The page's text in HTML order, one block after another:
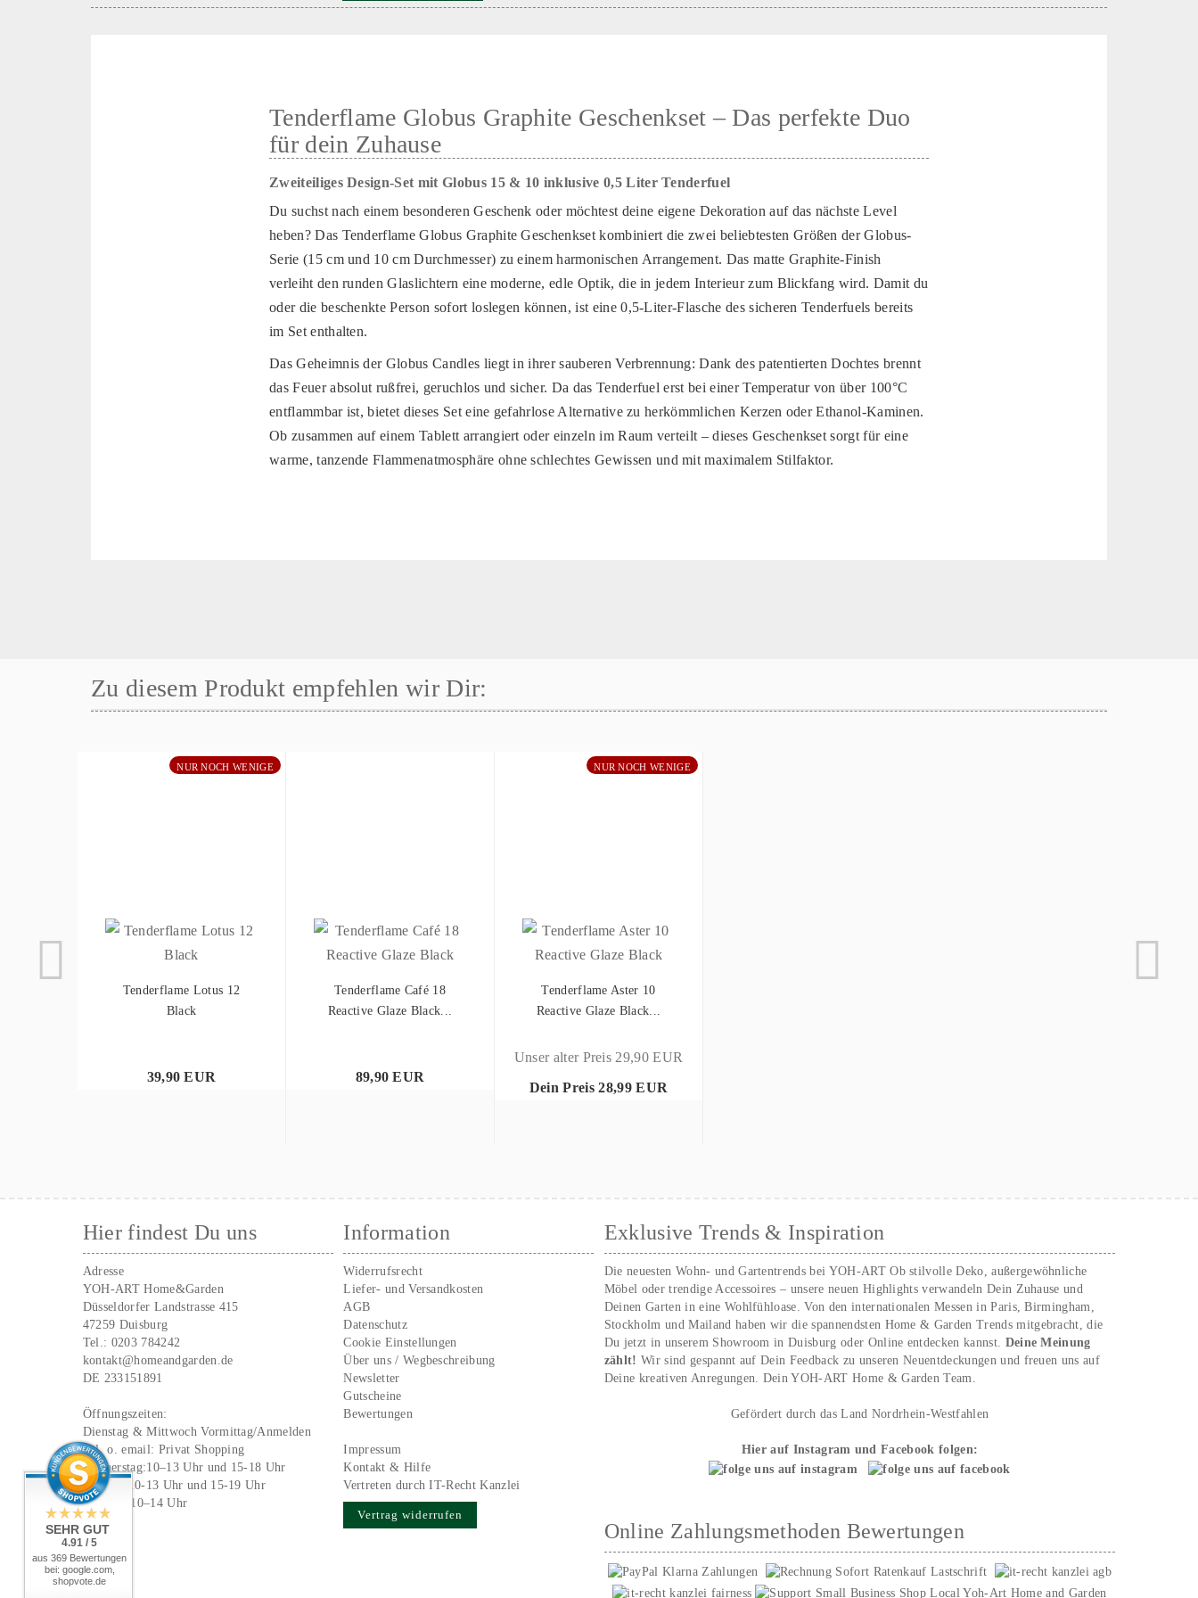
Tenderflame Globus Graphite Geschenkset – Das perfekte Duo
für dein Zuhause
Zweiteiliges Design-Set mit Globus 15 & 10 inklusive 0,5 Liter Tenderfuel
Du suchst nach einem besonderen Geschenk oder möchtest deine eigene Dekoration auf das nächste Level
heben? Das Tenderflame Globus Graphite Geschenkset kombiniert die zwei beliebtesten Größen der Globus-
Serie (15 cm und 10 cm Durchmesser) zu einem harmonischen Arrangement. Das matte Graphite-Finish
verleiht den runden Glaslichtern eine moderne, edle Optik, die in jedem Interieur zum Blickfang wird. Damit du
oder die beschenkte Person sofort loslegen können, ist eine 0,5-Liter-Flasche des sicheren Tenderfuels bereits
im Set enthalten.
Das Geheimnis der Globus Candles liegt in ihrer sauberen Verbrennung: Dank des patentierten Dochtes brennt
das Feuer absolut rußfrei, geruchlos und sicher. Da das Tenderfuel erst bei einer Temperatur von über 100°C
entflammbar ist, bietet dieses Set eine gefahrlose Alternative zu herkömmlichen Kerzen oder Ethanol-Kaminen.
Ob zusammen auf einem Tablett arrangiert oder einzeln im Raum verteilt – dieses Geschenkset sorgt für eine
warme, tanzende Flammenatmosphäre ohne schlechtes Gewissen und mit maximalem Stilfaktor.
Zu diesem Produkt empfehlen wir Dir:
NUR NOCH WENIGE
Tenderflame Lotus 12
Black
39,90 EUR
Tenderflame Café 18
Reactive Glaze Black...
89,90 EUR
NUR NOCH WENIGE
Tenderflame Aster 10
Reactive Glaze Black...
Unser alter Preis 29,90 EUR
Dein Preis 28,99 EUR
Hier findest Du uns
Adresse
YOH-ART Home&Garden
Düsseldorfer Landstrasse 415
47259 Duisburg
Tel.: 0203 784242
kontakt@homeandgarden.de
DE 233151891
Öffnungszeiten:
Dienstag & Mittwoch Vormittag/Anmelden
Tel. o. email: Privat Shopping
Donnerstag:10–13 Uhr und 15-18 Uhr
Freitag: 10-13 Uhr und 15-19 Uhr
Samstag 10–14 Uhr
Information
Widerrufsrecht
Liefer- und Versandkosten
AGB
Datenschutz
Cookie Einstellungen
Über uns / Wegbeschreibung
Newsletter
Gutscheine
Bewertungen
Impressum
Kontakt & Hilfe
Vertreten durch IT-Recht Kanzlei
Vertrag widerrufen
Exklusive Trends & Inspiration
Die neuesten Wohn- und Gartentrends bei YOH‑ART Ob stilvolle Deko, außergewöhnliche
Möbel oder trendige Accessoires – unsere neuen Highlights verwandeln Dein Zuhause und
Deinen Garten in eine Wohlfühloase. Von den internationalen Messen in Paris, Birmingham,
Stockholm und Mailand haben wir die spannendsten Home & Garden Trends mitgebracht, die
Du jetzt in unserem Showroom in Duisburg oder Online entdecken kannst. Deine Meinung
zählt!Wir sind gespannt auf Dein Feedback zu unseren Neuentdeckungen und freuen uns auf
Deine kreativen Anregungen. Dein YOH‑ART Home & Garden Team.
Gefördert durch das Land Nordrhein-Westfahlen
Hier auf Instagram und Facebook folgen:
Online Zahlungsmethoden Bewertungen
SEHR GUT
4.91 / 5
aus 369 Bewertungen
bei: google.com,
shopvote.de